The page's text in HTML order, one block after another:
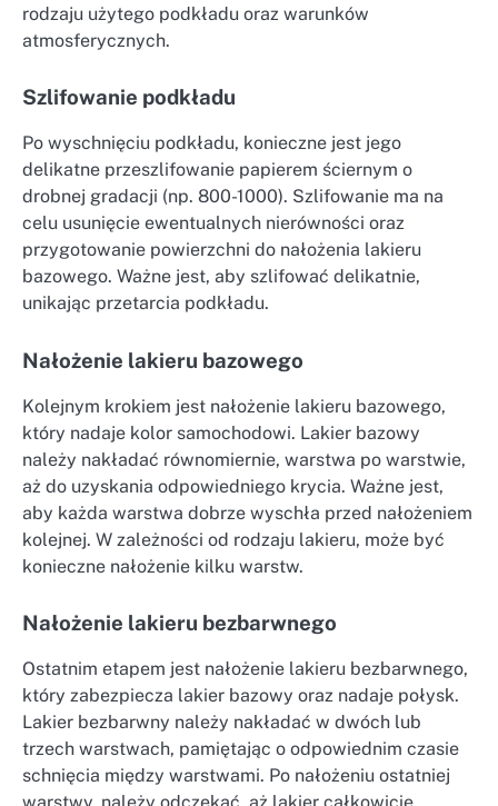
rodzaju użytego podkładu oraz warunków
atmosferycznych.
Szlifowanie podkładu
Po wyschnięciu podkładu, konieczne jest jego
delikatne przeszlifowanie papierem ściernym o
drobnej gradacji (np. 800-1000). Szlifowanie ma na
celu usunięcie ewentualnych nierówności oraz
przygotowanie powierzchni do nałożenia lakieru
bazowego. Ważne jest, aby szlifować delikatnie,
unikając przetarcia podkładu.
Nałożenie lakieru bazowego
Kolejnym krokiem jest nałożenie lakieru bazowego,
który nadaje kolor samochodowi. Lakier bazowy
należy nakładać równomiernie, warstwa po warstwie,
aż do uzyskania odpowiedniego krycia. Ważne jest,
aby każda warstwa dobrze wyschła przed nałożeniem
kolejnej. W zależności od rodzaju lakieru, może być
konieczne nałożenie kilku warstw.
Nałożenie lakieru bezbarwnego
Ostatnim etapem jest nałożenie lakieru bezbarwnego,
który zabezpiecza lakier bazowy oraz nadaje połysk.
Lakier bezbarwny należy nakładać w dwóch lub
trzech warstwach, pamiętając o odpowiednim czasie
schnięcia między warstwami. Po nałożeniu ostatniej